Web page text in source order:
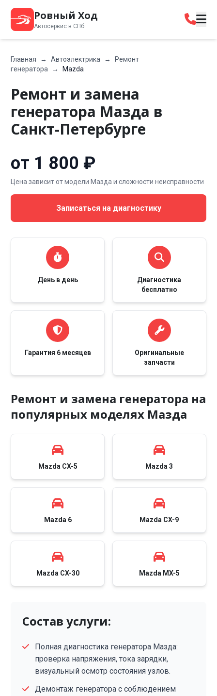
Ровный Ход
Автосервис в СПб
Главная → Автоэлектрика →
Ремонт
генератора
→ Mazda
Ремонт и замена
генератора Мазда в
Санкт-Петербурге
от 1 800 ₽
Цена зависит от модели Мазда и сложности неисправности
Записаться на диагностику
День в день
Диагностика
бесплатно
Гарантия 6 месяцев
Оригинальные
запчасти
Ремонт и замена генератора на
популярных моделях Мазда
Mazda CX-5 Mazda 3
Mazda 6 Mazda CX-9
Mazda CX-30 Mazda MX-5
Состав услуги:
Полная диагностика генератора Мазда:
проверка напряжения, тока зарядки,
визуальный осмотр состояния узлов.
Демонтаж генератора с соблюдением